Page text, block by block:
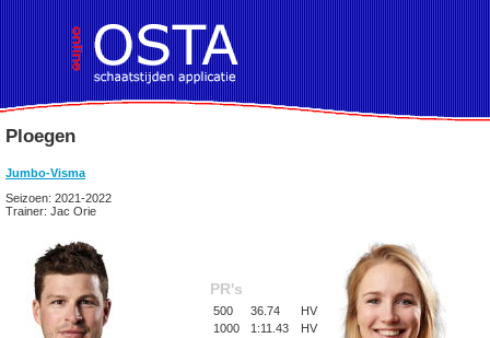
Ploegen
Jumbo-Visma
Seizoen: 2021-2022
Trainer: Jac Orie
PR's
500 36.74
HV
1000
1:11.43
HV